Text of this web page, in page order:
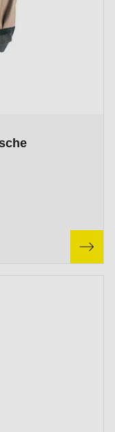
on the product page